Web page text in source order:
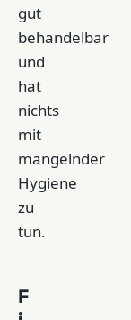
gut
behandelbar
und
hat
nichts
mit
mangelnder
Hygiene
zu
tun.
F